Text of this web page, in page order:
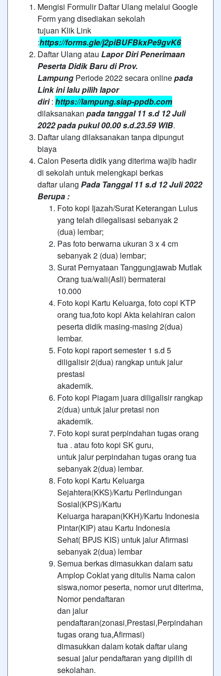
Mengisi Formulir Daftar Ulang melalui Google
Form yang disediakan sekolah
tujuan Klik Link
:https://forms.gle/j2piBUFBkxPe9gvK6
Daftar Ulang atau Lapor Diri Penerimaan
Peserta Didik Baru di Prov.
Lampung Periode 2022 secara onlinepada
Link ini lalu pilih lapor
diri: https://lampung.siap-ppdb.com
dilaksanakan pada tanggal 11 s.d 12 Juli
2022 pada pukul 00.00 s.d.23.59 WIB.
Daftar ulang dilaksanakan tanpa dipungut
biaya
Calon Peserta didik yang diterima wajib hadir
di sekolah untuk melengkapi berkas
daftar ulang Pada Tanggal 11 s.d 12 Juli 2022
Berupa :
Foto kopi Ijazah/Surat Keterangan Lulus
yang telah dilegalisasi sebanyak 2
(dua) lembar;
Pas foto berwarna ukuran 3 x 4 cm
sebanyak 2 (dua) lembar;
Surat Pernyataan Tanggungjawab Mutlak
Orang tua/wali(Asli) bermaterai
10.000
Foto kopi Kartu Keluarga, foto copi KTP
orang tua,foto kopi Akta kelahiran calon
peserta didik masing-masing 2(dua)
lembar.
Foto kopi raport semester 1 s.d 5
diligalisir 2(dua) rangkap untuk jalur
prestasi
akademik.
Foto kopi Piagam juara diligalisir rangkap
2(dua) untuk jalur pretasi non
akademik.
Foto kopi surat perpindahan tugas orang
tua . atau foto kopi SK guru,
untuk jalur perpindahan tugas orang tua
sebanyak 2(dua) lembar.
Foto kopi Kartu Keluarga
Sejahtera(KKS)/Kartu Perlindungan
Sosial(KPS)/Kartu
Keluarga harapan(KKH)/Kartu Indonesia
Pintar(KIP) atau Kartu Indonesia
Sehat( BPJS KIS) untuk jalur Afirmasi
sebanyak 2(dua) lembar
Semua berkas dimasukkan dalam satu
Amplop Coklat yang ditulis Nama calon
siswa,nomor peserta, nomor urut diterima,
Nomor pendaftaran
dan jalur
pendaftaran(zonasi,Prestasi,Perpindahan
tugas orang tua,Afirmasi)
dimasukkan dalam kotak daftar ulang
sesuai jalur pendaftaran yang dipilih di
sekolahan.